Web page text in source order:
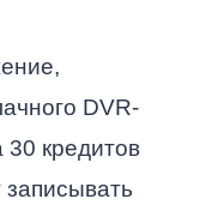
DVR-
30 кредитов